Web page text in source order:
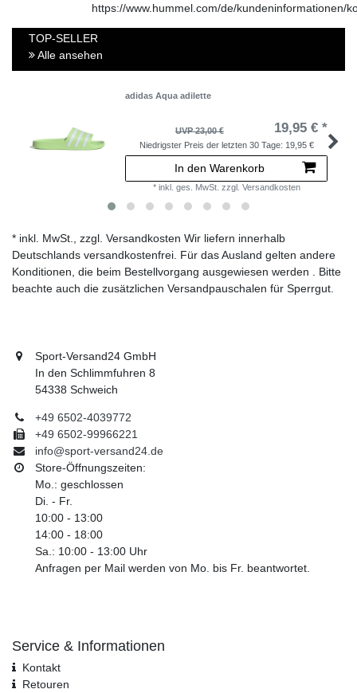
https://www.hummel.com/de/kundeninformationen/
TOP-SELLER
Alle ansehen
adidas Aqua adilette
UVP 23,00 € 19,95 € *
Niedrigster Preis der letzten 30 Tage: 19,95 €
In den Warenkorb
* inkl. ges. MwSt. zzgl. Versandkosten
* inkl. MwSt., zzgl. Versandkosten Wir liefern innerhalb
Deutschlands versandkostenfrei. Für das Ausland gelten andere
Konditionen, die beim Bestellvorgang ausgewiesen werden . Bitte
beachte auch die zusätzlichen Versandpauschalen für Sperrgut.
Sport-Versand24 GmbH
In den Schlimmfuhren 8
54338 Schweich
+49 6502-4039772
+49 6502-99966221
info@sport-versand24.de
Store-Öffnungszeiten:
Mo.: geschlossen
Di. - Fr.
10:00 - 13:00
14:00 - 18:00
Sa.: 10:00 - 13:00 Uhr
Anfragen per Mail werden von Mo. bis Fr. beantwortet.
Service & Informationen
Kontakt
Retouren